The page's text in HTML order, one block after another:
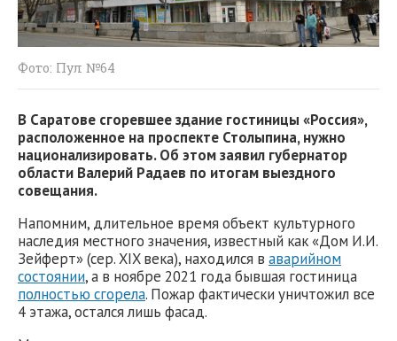
Фото: Пул №64
В Саратове сгоревшее здание гостиницы «Россия»,
расположенное на проспекте Столыпина, нужно
национализировать. Об этом заявил губернатор
области Валерий Радаев по итогам выездного
совещания.
Напомним, длительное время объект культурного
наследия местного значения, известный как «Дом И.И.
Зейферт» (сер. XIX века), находился в аварийном
состоянии, а в ноябре 2021 года бывшая гостиница
полностью сгорела. Пожар фактически уничтожил все
4 этажа, остался лишь фасад.